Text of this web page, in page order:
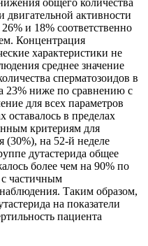
общего количества
двигательной активности
и 18% соответственно
Концентрация
характеристики не
среднее значение
сперматозоидов в
23% ниже по сравнению с
для всех параметров
в пределах
критериям для
(30%), на 52-й неделе
дутастерида общее
более чем на 90% по
частичным
Таким образом,
на показатели
пациента